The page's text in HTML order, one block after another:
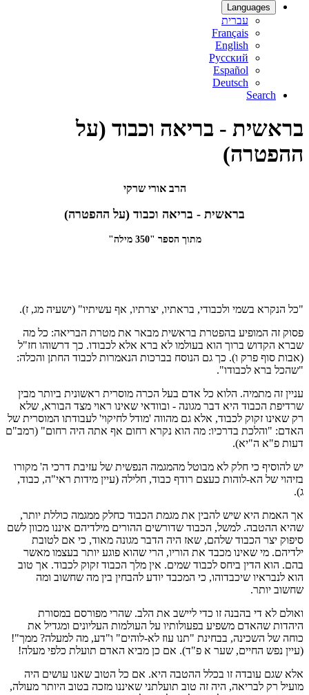
Languages
עברית
Français
English
Русский
Español
Deutsch
Search
בראשית - בריאה וכבוד (על
ההפטרה)
הרב אורי שרקי
בראשית - בריאה וכבוד (על ההפטרה)
מתוך הספר "350 מילה"
"כל הנקרא בשמי ולכבודי, בראתיו, יצרתיו, אף עשיתיו" (ישעיה מג, ז).
פסוק זה המופיע בהפטרת בראשית מבאר את מטרת הבריאה: כל מה
שברא הקדוש ברוך הוא בעולמו לא ברא אלא לכבודו. כך דרשוהו חז"ל
(אבות סוף פרק ו). כך גם הנוסח בברכות הנאמרות לכבוד החתן והכלה:
"שהכל ברא לכבודו".
עניין זה מתמיה. הלוא כל אדם בעל הכרה מוסרית ראשונית ביותר מבין
שרדיפת הכבוד היא דבר מגונה - ובוודאי שאינו ראוי מצד הבורא, שלא
רק שאינו זקוק לכבוד, אלא גם מהווה 'מודל לחיקוי' לעבודתו המוסרית של
האדם: "והלכת בדרכיו: מה הוא נקרא רחום אף אתה היה רחום" (רמב"ם
דעות פ"א ה"יא).
יש להוסיף כי חלק לא מבוטל מהמגמה הנפשית של עזיבת דרכי ה' מקורו
בזיהוי של הא-לוהות כעצם רודף כבוד, חלילה (עיין מידות ראי"ה, כבוד,
ג).
אך האמת היא שיש להבין את מגמת הכבוד כחלק ממגמה כוללת יותר,
שהיא ההטבה. למשל, הכבוד שדורשים ההורים מילדיהם איננו מכוון לשם
סיפוק יצר הכבוד שלהם, שאז היה הדבר מגונה מאוד, כי אם לטובת
ילדיהם. מי שאינו מכבד את הוריו, הרי שהוא פוגע יותר בעצמו מאשר
בהם. הוא הדין ביחס לכבוד שמים. אין מלך הכבוד זקוק לכבוד. אך טוב
הוא לנבראיו שיכבדוהו, כי המכבד יודע להבחין בין מה שחשוב ומה
שחשוב יותר.
ואולם לא די בהבנה זו כדי ליישב את הלב. שהרי מפורסם במסורת
היהדות שהאדם משפיע בפעולותיו על העולמות העליונים ומגדיל את
כוחה של השכינה, בבחינת "תנו עוז לא-לוהים" ו"דע, מה למעלה? ממך"!
(עיין נפש החיים, שער א פ"ד). אם כן מביא האדם תועלת כלפי מעלה!
אלא שגם עובדה זו בכלל ההטבה היא. אם כל הטוב שאנו עושים היה
מועיל רק לבריאה, היה זה טוב תועלתני שאיננו מזכה בטוב היותר מעולה,